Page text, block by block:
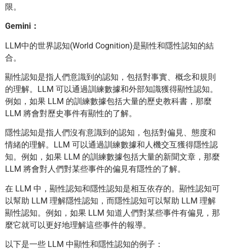
限。
Gemini：
LLM中的世界認知(World Cognition)是顯性和隱性認知的結
合。
顯性認知是指人們意識到的認知，包括對事實、概念和規則
的理解。LLM 可以通過訓練數據和外部知識獲得顯性認知。
例如，如果 LLM 的訓練數據包括大量的歷史教科書，那麼
LLM 將會對歷史事件有顯性的了解。
隱性認知是指人們沒有意識到的認知，包括對偏見、態度和
情緒的理解。LLM 可以通過訓練數據和人機交互獲得隱性認
知。例如，如果 LLM 的訓練數據包括大量的新聞文章，那麼
LLM 將會對人們對某些事件的偏見有隱性的了解。
在 LLM 中，顯性認知和隱性認知是相互依存的。顯性認知可
以幫助 LLM 理解隱性認知，而隱性認知可以幫助 LLM 理解
顯性認知。例如，如果 LLM 知道人們對某些事件有偏見，那
麼它就可以更好地理解這些事件的報導。
以下是一些 LLM 中顯性和隱性認知的例子：